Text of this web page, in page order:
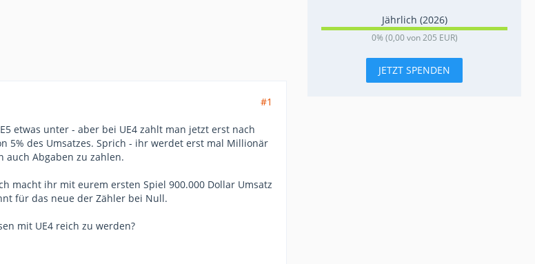
#1
etwas unter - aber bei UE4 zahlt man jetzt erst nach
5% des Umsatzes. Sprich - ihr werdet erst mal Millionär
auch Abgaben zu zahlen.
macht ihr mit eurem ersten Spiel 900.000 Dollar Umsatz
für das neue der Zähler bei Null.
mit UE4 reich zu werden?
Jährlich (2026)
0
0% (0,00 von 205 EUR)
JETZT SPENDEN